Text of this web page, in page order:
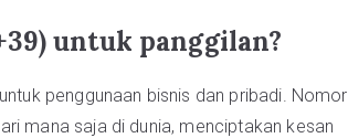
untuk panggilan?
penggunaan bisnis dan pribadi. Nomor
mana saja di dunia, menciptakan kesan